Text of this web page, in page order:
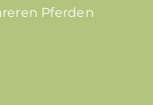
Pferden